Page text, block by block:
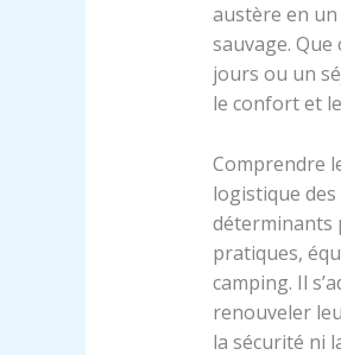
austère en
sauvage.
jours ou un
le confort et
Comprendre
logistique
déterminants
pratiques,
camping. Il
renouveler
la sécurité ni